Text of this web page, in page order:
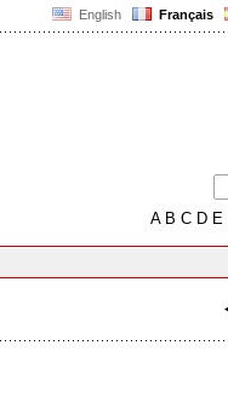
English Français
AB C D E